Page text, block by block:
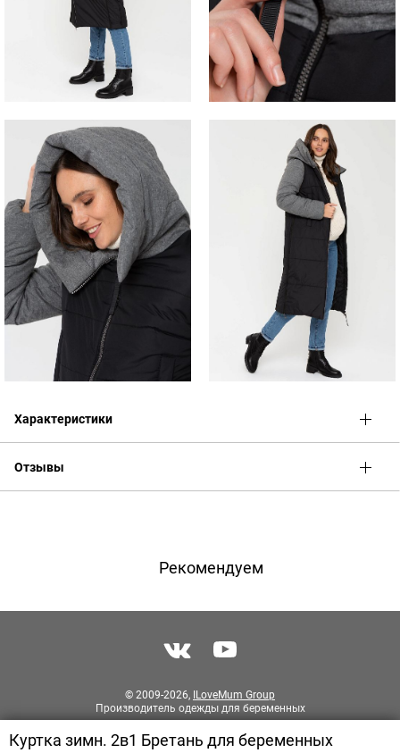
Характеристики
Отзывы
Рекомендуем
Куртка зимн. 2в1 Бретань для беременных
© 2009-2026, ILoveMum Group
Производитель одежды для беременных
Разработка сайтаPIXITE